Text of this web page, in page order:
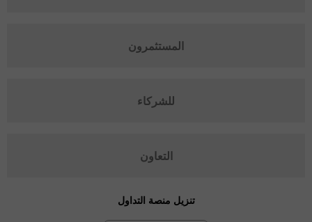
المستثمرون
للشركاء
التعاون
تنزيل منصة التداول